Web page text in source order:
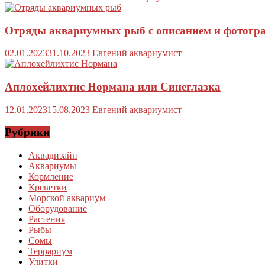
Отряды аквариумных рыб с описанием и
02.01.202331.10.2023 Евгений аквариумист
Аплохейлихтис Нормана или Синеглазка
12.01.202315.08.2023 Евгений аквариумист
Рубрики
Аквадизайн
Аквариумы
Кормление
Креветки
Морской аквариум
Оборудование
Растения
Рыбы
Сомы
Террариум
Улитки